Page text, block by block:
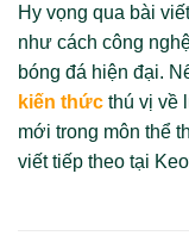
Hy vọng qua bài
như cách công
bóng đá hiện đại.
kiến thức thú vị về
mới trong môn thể
viết tiếp theo tại